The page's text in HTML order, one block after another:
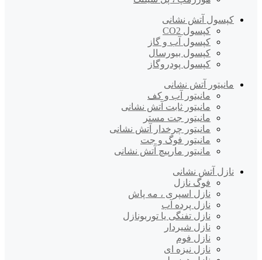
کپسول آتش نشانی
کپسول CO2
کپسول آب و گاز
کپسول بیورسال
کپسول پودروگاز
مانیتور آتش نشانی
مانیتور آب و کف
مانیتور ثابت آتش نشانی
مانیتور جت مستر
مانیتور چرخدار آتش نشانی
مانیتور فوگ و جت
مانیتور مارپیچ آتش نشانی
نازل آتش نشانی
فوگ نازل
نازل اسپری ، مه پاش
نازل پرده آب
نازل تفنگی یا توربونازل
نازل شیردار
نازل فوم
نازل نیزه ای